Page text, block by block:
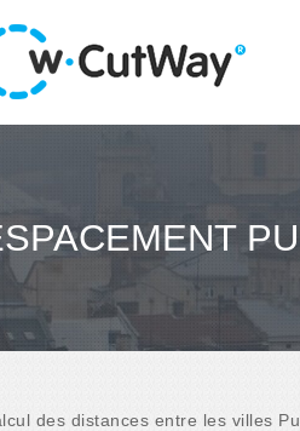
des distances entre les villes